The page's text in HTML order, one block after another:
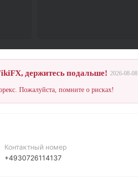
держитесь подальше! 2026-08-08
Пожалуйста, помните о рисках!
Контактный номер
+4930726114137